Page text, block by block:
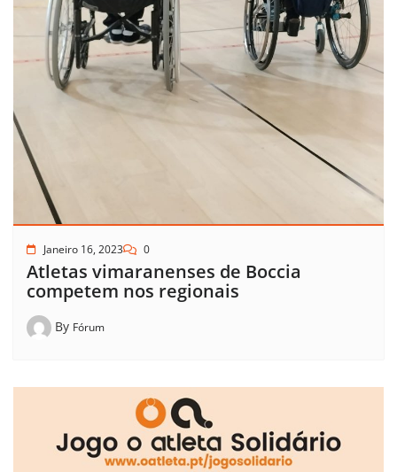
Janeiro 16, 2023 0
Atletas vimaranenses de Boccia
competem nos regionais
By Fórum